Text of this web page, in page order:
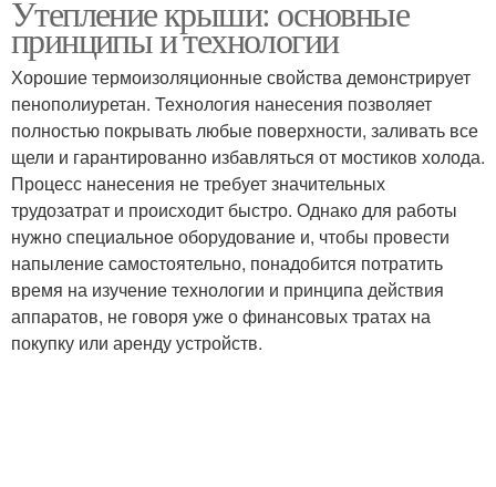
Утепление крыши: основные
принципы и технологии
Хорошие термоизоляционные свойства демонстрирует
пенополиуретан. Технология нанесения позволяет
полностью покрывать любые поверхности, заливать все
щели и гарантированно избавляться от мостиков холода.
Процесс нанесения не требует значительных
трудозатрат и происходит быстро. Однако для работы
нужно специальное оборудование и, чтобы провести
напыление самостоятельно, понадобится потратить
время на изучение технологии и принципа действия
аппаратов, не говоря уже о финансовых тратах на
покупку или аренду устройств.